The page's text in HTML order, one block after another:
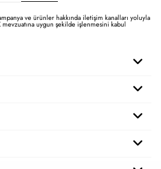
ve ürünler hakkında iletişim kanalları yoluyla
mevzuatına uygun şekilde işlenmesini kabul